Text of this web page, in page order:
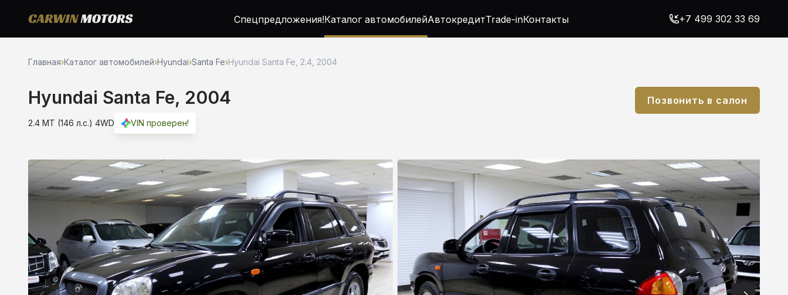
Спецпредложения!Каталог автомобилейАвтокредитTrade-inКонтакты +7 499 302 33 69
Главная›Каталог автомобилей›Hyundai›Santa Fe›Hyundai Santa Fe, 2.4, 2004
Hyundai Santa Fe, 2004
2.4 MT (146 л.с.) 4WD VIN проверен!
Позвонить в салон